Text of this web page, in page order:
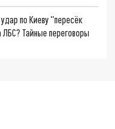
по Киеву "пересёк
Тайные переговоры